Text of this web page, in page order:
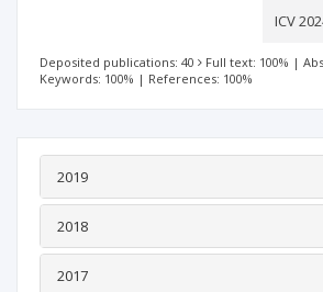
ICV
Deposited publications: 40 Full text: 100% |
Keywords: 100% | References: 100%
2019
2018
2017